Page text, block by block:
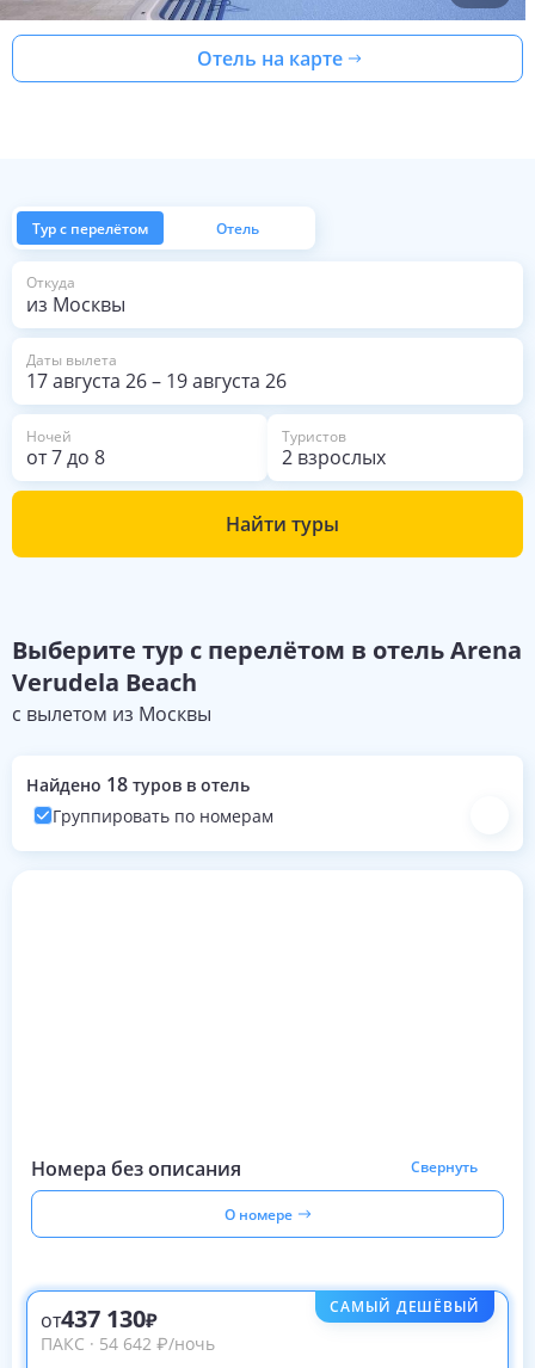
Отель на карте
Тур с перелётом Отель
Откуда
из Москвы
Даты вылета
17 августа 26– 19 августа 26
Ночей
от7до 8
Туристов
2 взрослых
Найти туры
Выберите тур с перелётом в отельArena
Verudela Beach
с вылетом из Москвы
Найдено 18 туров в отель
Группировать по номерам
Номера без описания Свернуть
О номере
САМЫЙ ДЕШЁВЫЙ
от437 130
ПАКС · 54 642 ₽/ночь